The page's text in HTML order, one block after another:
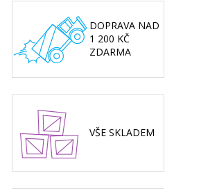
DOPRAVA NAD
1 200 KČ
ZDARMA
VŠE SKLADEM